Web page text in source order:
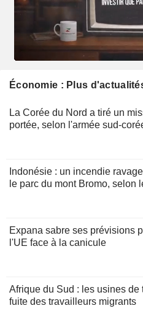
Économie : Plus
La Corée du Nord a tiré un
portée, selon l'armée sud-
Indonésie : un incendie
le parc du mont Bromo, selon
Expana sabre ses prévisions
l'UE face à la canicule
Afrique du Sud : les usines
fuite des travailleurs migrants